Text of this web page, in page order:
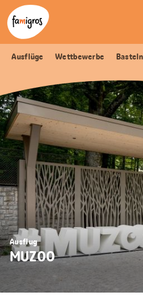
Sprungmarken
Navigation
Header
Logo
Ausflüge Wettbewerbe Basteln
Ausflug
MUZOO